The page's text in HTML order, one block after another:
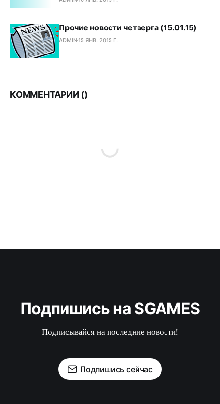
Прочие новости четверга (15.01.15)
ADMIN15 ЯНВ. 2015 Г.
КОММЕНТАРИИ ()
Подпишись на SGAMES
Подписывайся на последние новости!
Подпишись сейчас